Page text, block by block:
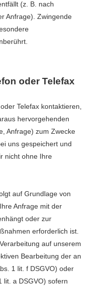
(z. B. nach
Anfrage). Zwingende
oder Telefax
Telefax kontaktieren,
hervorgehenden
Anfrage) zum Zwecke
uns gespeichert und
nicht ohne Ihre
auf Grundlage von
Anfrage mit der
oder zur
erforderlich ist.
auf unserem
Bearbeitung der an
1 lit. f DSGVO) oder
lit. a DSGVO) sofern